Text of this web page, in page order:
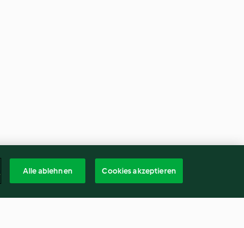
Alle ablehnen Cookies akzeptieren